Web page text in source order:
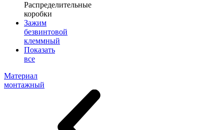
Распределительные
коробки
Зажим
безвинтовой
клеммный
Показать
все
Материал
монтажный